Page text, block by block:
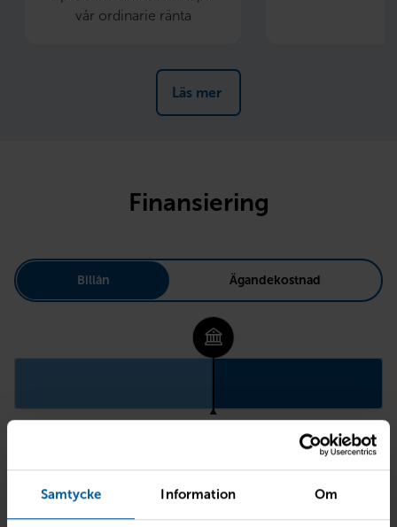
Samtycke Information Om
vår ordinarie ränta
Läs mer
Finansiering
Billån Ägandekostnad